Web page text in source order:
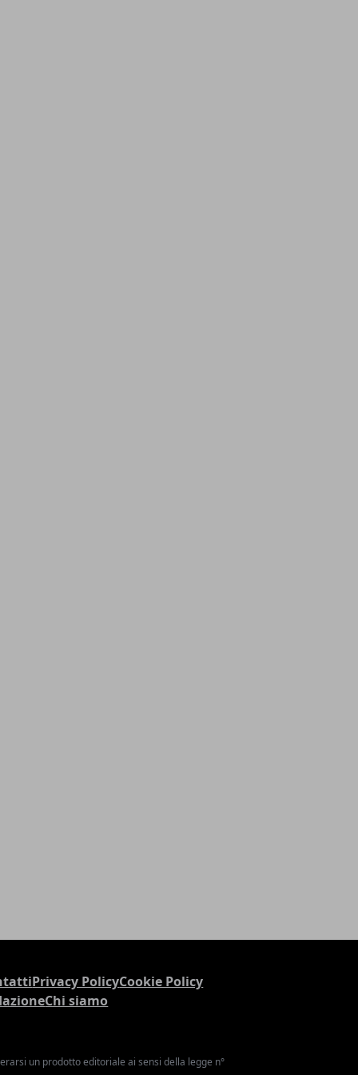
Privacy PolicyCookie Policy
Chi siamo
un prodotto editoriale ai sensi della legge n°